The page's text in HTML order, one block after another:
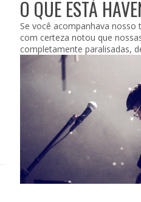
O QUE ESTÁ
Se você acompanhava nosso
com certeza notou que
completamente paralisadas,